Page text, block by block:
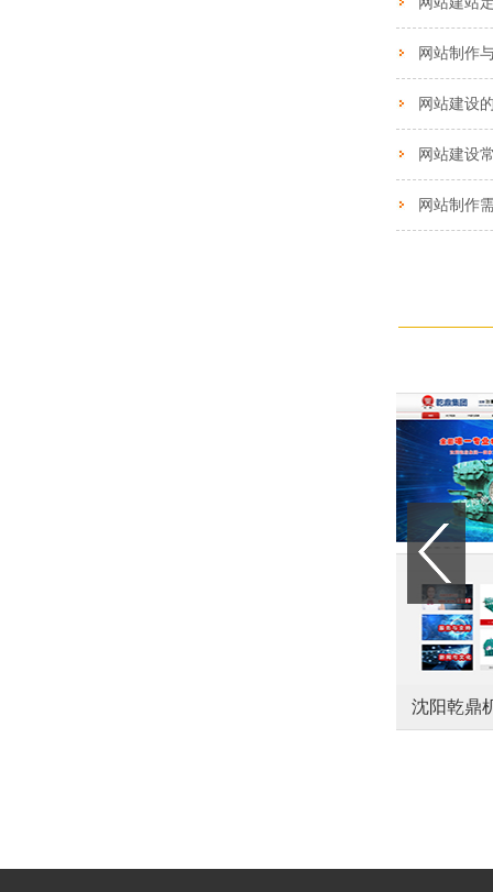
网站制作
网站建设
网站建设
网站制作
沈阳乾鼎机